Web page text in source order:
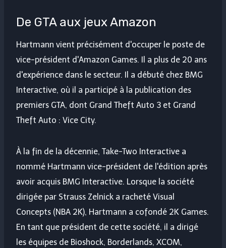
De GTA aux jeux Amazon
Hartmann vient précisément d'occuper le poste de
vice-président d'Amazon Games. Il a plus de 20 ans
d'expérience dans le secteur. Il a débuté chez BMG
Interactive, où il a participé à la publication des
premiers GTA, dont Grand Theft Auto 3 et Grand
Theft Auto : Vice City.
À la fin de la décennie, Take-Two Interactive a
nommé Hartmann vice-président de l'édition après
avoir acquis BMG Interactive. Lorsque la société
dirigée par Strauss Zelnick a racheté Visual
Concepts (NBA 2K), Hartmann a cofondé 2K Games.
En tant que président de cette société, il a dirigé
les équipes de Bioshock, Borderlands, XCOM,